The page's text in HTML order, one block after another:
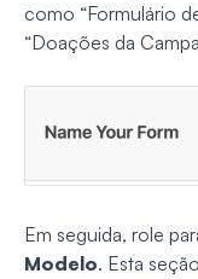
como “Formulário
“Doações da
Em seguida, role
Modelo. Esta